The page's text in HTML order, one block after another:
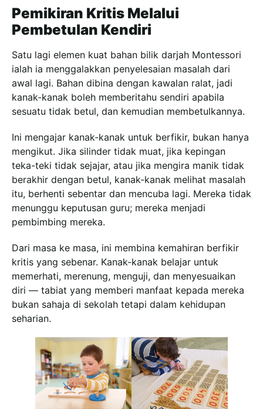
Pemikiran Kritis Melalui
Pembetulan Kendiri
Satu lagi elemen kuat bahan bilik darjah Montessori
ialah ia menggalakkan penyelesaian masalah dari
awal lagi. Bahan dibina dengan kawalan ralat, jadi
kanak-kanak boleh memberitahu sendiri apabila
sesuatu tidak betul, dan kemudian membetulkannya.
Ini mengajar kanak-kanak untuk berfikir, bukan hanya
mengikut. Jika silinder tidak muat, jika kepingan
teka-teki tidak sejajar, atau jika mengira manik tidak
berakhir dengan betul, kanak-kanak melihat masalah
itu, berhenti sebentar dan mencuba lagi. Mereka tidak
menunggu keputusan guru; mereka menjadi
pembimbing mereka.
Dari masa ke masa, ini membina kemahiran berfikir
kritis yang sebenar. Kanak-kanak belajar untuk
memerhati, merenung, menguji, dan menyesuaikan
diri — tabiat yang memberi manfaat kepada mereka
bukan sahaja di sekolah tetapi dalam kehidupan
seharian.